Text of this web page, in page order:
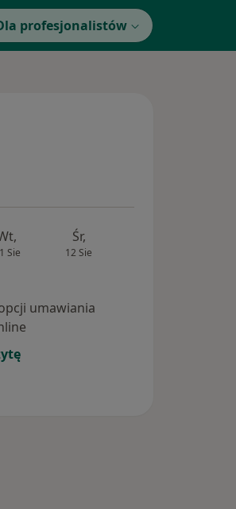
profesjonalistów
Sie
Śr,
12 Sie
umawiania